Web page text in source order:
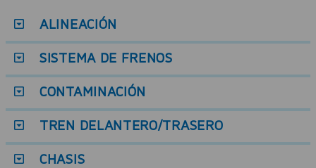
ALINEACIÓN
SISTEMA DE FRENOS
CONTAMINACIÓN
TREN DELANTERO/TRASERO
CHASIS